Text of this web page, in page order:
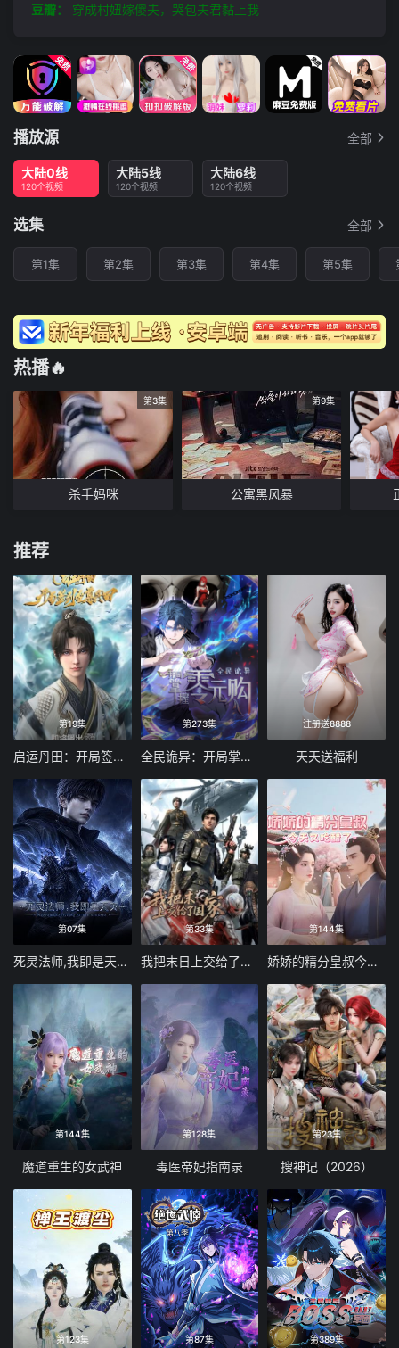
豆瓣：
穿成村妞嫁傻夫，哭包夫君黏上我
播放源 全部
大陆0线
120个视频
大陆5线
120个视频
大陆6线
120个视频
选集 全部
第1集 第2集 第3集 第4集 第5集
热播🔥
第3集
杀手妈咪
第9集
公寓黑风暴
推荐
第19集
启运丹田：开局签到至尊丹田
第273集
全民诡异：开局掌握零元购
注册送8888
天天送福利
第07集
死灵法师,我即是天灾(2026)
第33集
我把末日上交给了国家
第144集
娇娇的精分皇叔今天又吃醋了
第144集
魔道重生的女武神
第128集
毒医帝妃指南录
第23集
搜神记（2026）
第123集 第87集 第389集